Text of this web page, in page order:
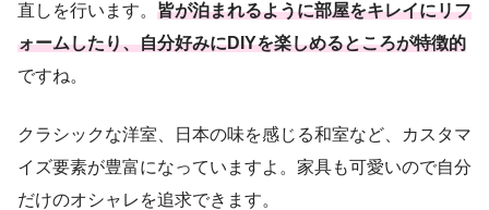
直しを行います。 皆が泊まれるように部屋をキレイにリフ
ォームしたり、自分好みにDIYを楽しめるところが特徴的
ですね。
クラシックな洋室、日本の味を感じる和室など、カスタマ
イズ要素が豊富になっていますよ。家具も可愛いので自分
だけのオシャレを追求できます。